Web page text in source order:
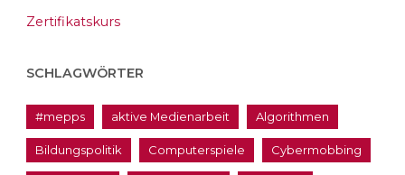
Zertifikatskurs
SCHLAGWÖRTER
#mepps aktive Medienarbeit Algorithmen
Bildungspolitik Computerspiele Cybermobbing